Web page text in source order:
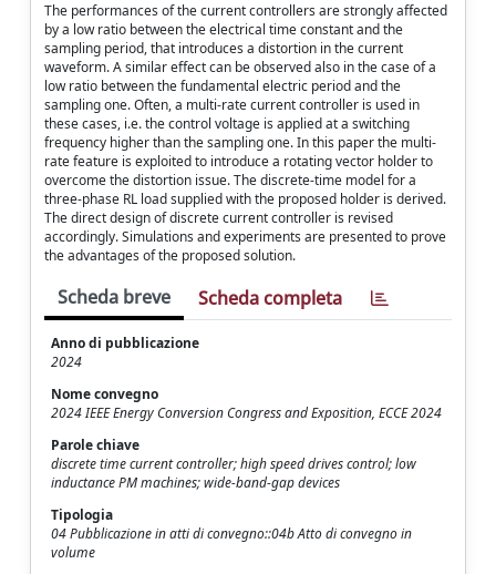
The performances of the current controllers are strongly affected
by a low ratio between the electrical time constant and the
sampling period, that introduces a distortion in the current
waveform. A similar effect can be observed also in the case of a
low ratio between the fundamental electric period and the
sampling one. Often, a multi-rate current controller is used in
these cases, i.e. the control voltage is applied at a switching
frequency higher than the sampling one. In this paper the multi-
rate feature is exploited to introduce a rotating vector holder to
overcome the distortion issue. The discrete-time model for a
three-phase RL load supplied with the proposed holder is derived.
The direct design of discrete current controller is revised
accordingly. Simulations and experiments are presented to prove
the advantages of the proposed solution.
Scheda breve Scheda completa
Anno di pubblicazione
2024
Nome convegno
2024 IEEE Energy Conversion Congress and Exposition, ECCE 2024
Parole chiave
discrete time current controller; high speed drives control; low
inductance PM machines; wide-band-gap devices
Tipologia
04 Pubblicazione in atti di convegno::04b Atto di convegno in
volume